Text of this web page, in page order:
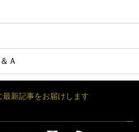
Ａ
新記事をお届けします